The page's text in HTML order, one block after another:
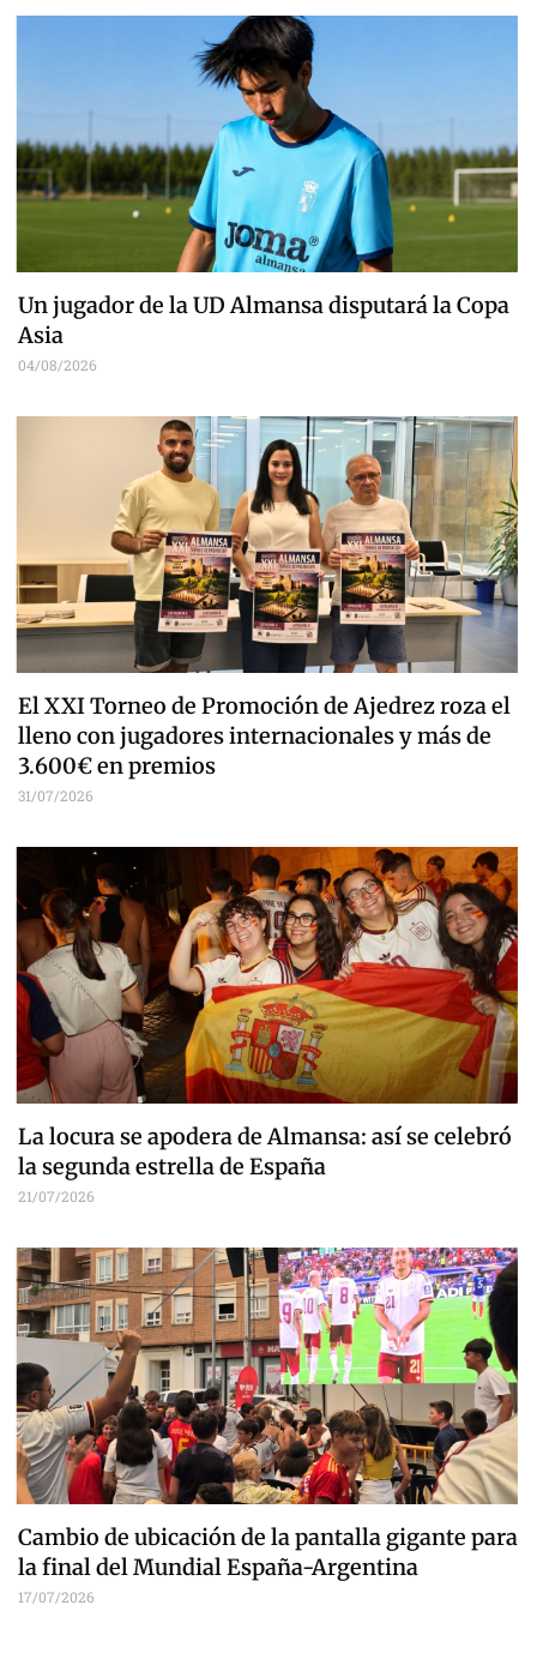
Un jugador de la UD Almansa disputará la Copa
Asia
04/08/2026
El XXI Torneo de Promoción de Ajedrez roza el
lleno con jugadores internacionales y más de
3.600€ en premios
31/07/2026
La locura se apodera de Almansa: así se celebró
la segunda estrella de España
21/07/2026
Cambio de ubicación de la pantalla gigante para
la final del Mundial España-Argentina
17/07/2026